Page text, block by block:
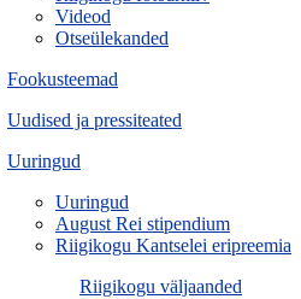
Videod
Otseülekanded
Fookusteemad
Uudised ja pressiteated
Uuringud
Uuringud
August Rei stipendium
Riigikogu Kantselei eripreemia
Riigikogu väljaanded